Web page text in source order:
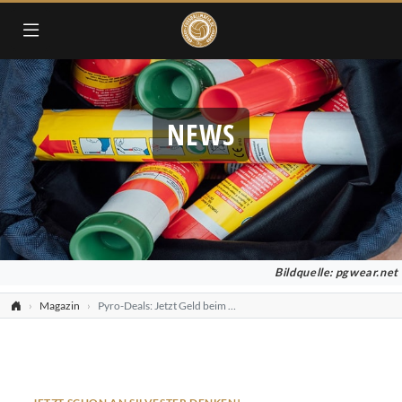
NEWS
Bildquelle: pgwear.net
Magazin Pyro-Deals: Jetzt Geld beim Pyro-Kauf sparen!